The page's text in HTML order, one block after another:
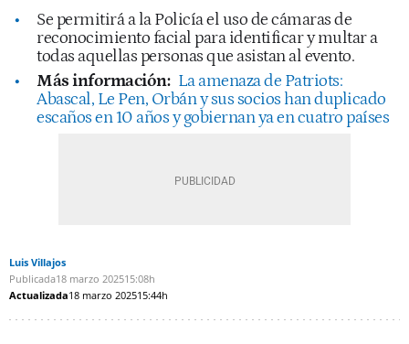
Se permitirá a la Policía el uso de cámaras de
reconocimiento facial para identificar y multar a
todas aquellas personas que asistan al evento.
Más información: La amenaza de Patriots:
Abascal, Le Pen, Orbán y sus socios han duplicado
escaños en 10 años y gobiernan ya en cuatro países
Luis Villajos
Publicada18 marzo 202515:08h
Actualizada18 marzo 202515:44h